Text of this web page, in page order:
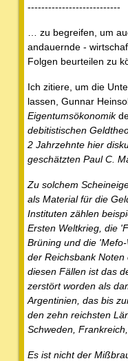
---------------------------
… zu begreifen, um
andauernde -
Folgen beurteilen zu
Ich zitiere, um die
lassen, Gunnar
Eigentumsökonomik
debitistischen
2 Jahrzehnte hier
geschätzten Paul C.
Zu solchem
als Material für die
Instituten zählen
Ersten Weltkrieg, die
Brüning und die
der Reichsbank
diesen Fällen ist das
zerstört worden als
Argentinien, das bis
den zehn reichsten
Schweden,
Es ist nicht der